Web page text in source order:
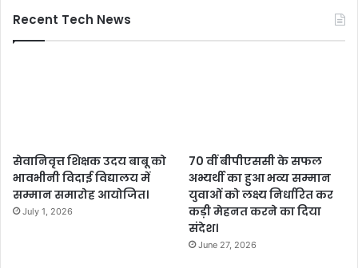
Recent Tech News
सेवानिवृत्त शिक्षक उदय बाबू को
भावभीनी विदाई विद्यालय में
सम्मान समारोह आयोजित।
July 1, 2026
70 वीं बीपीएससी के सफल
अभ्यर्थी का हुआ भव्य सम्मान
युवाओं को लक्ष्य निर्धारित कर
कड़ी मेहनत करने का दिया
संदेश।
June 27, 2026